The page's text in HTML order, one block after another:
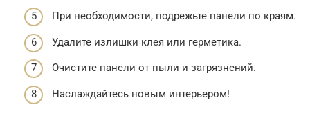
При необходимости, подрежьте панели по краям.
Удалите излишки клея или герметика.
Очистите панели от пыли и загрязнений.
Наслаждайтесь новым интерьером!